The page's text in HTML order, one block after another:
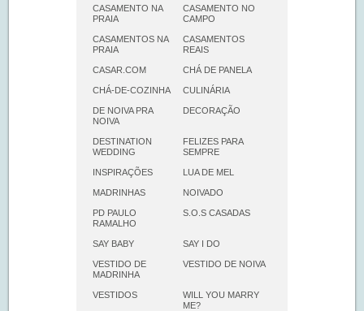
CASAMENTO NA
PRAIA
CASAMENTO NO
CAMPO
CASAMENTOS NA
PRAIA
CASAMENTOS
REAIS
CASAR.COM CHÁ DE PANELA
CHÁ-DE-COZINHA CULINÁRIA
DE NOIVA PRA
NOIVA
DECORAÇÃO
DESTINATION
WEDDING
FELIZES PARA
SEMPRE
INSPIRAÇÕES LUA DE MEL
MADRINHAS NOIVADO
PD PAULO
RAMALHO
S.O.S CASADAS
SAY BABY SAY I DO
VESTIDO DE
MADRINHA
VESTIDO DE NOIVA
VESTIDOS
WILL YOU MARRY
ME?